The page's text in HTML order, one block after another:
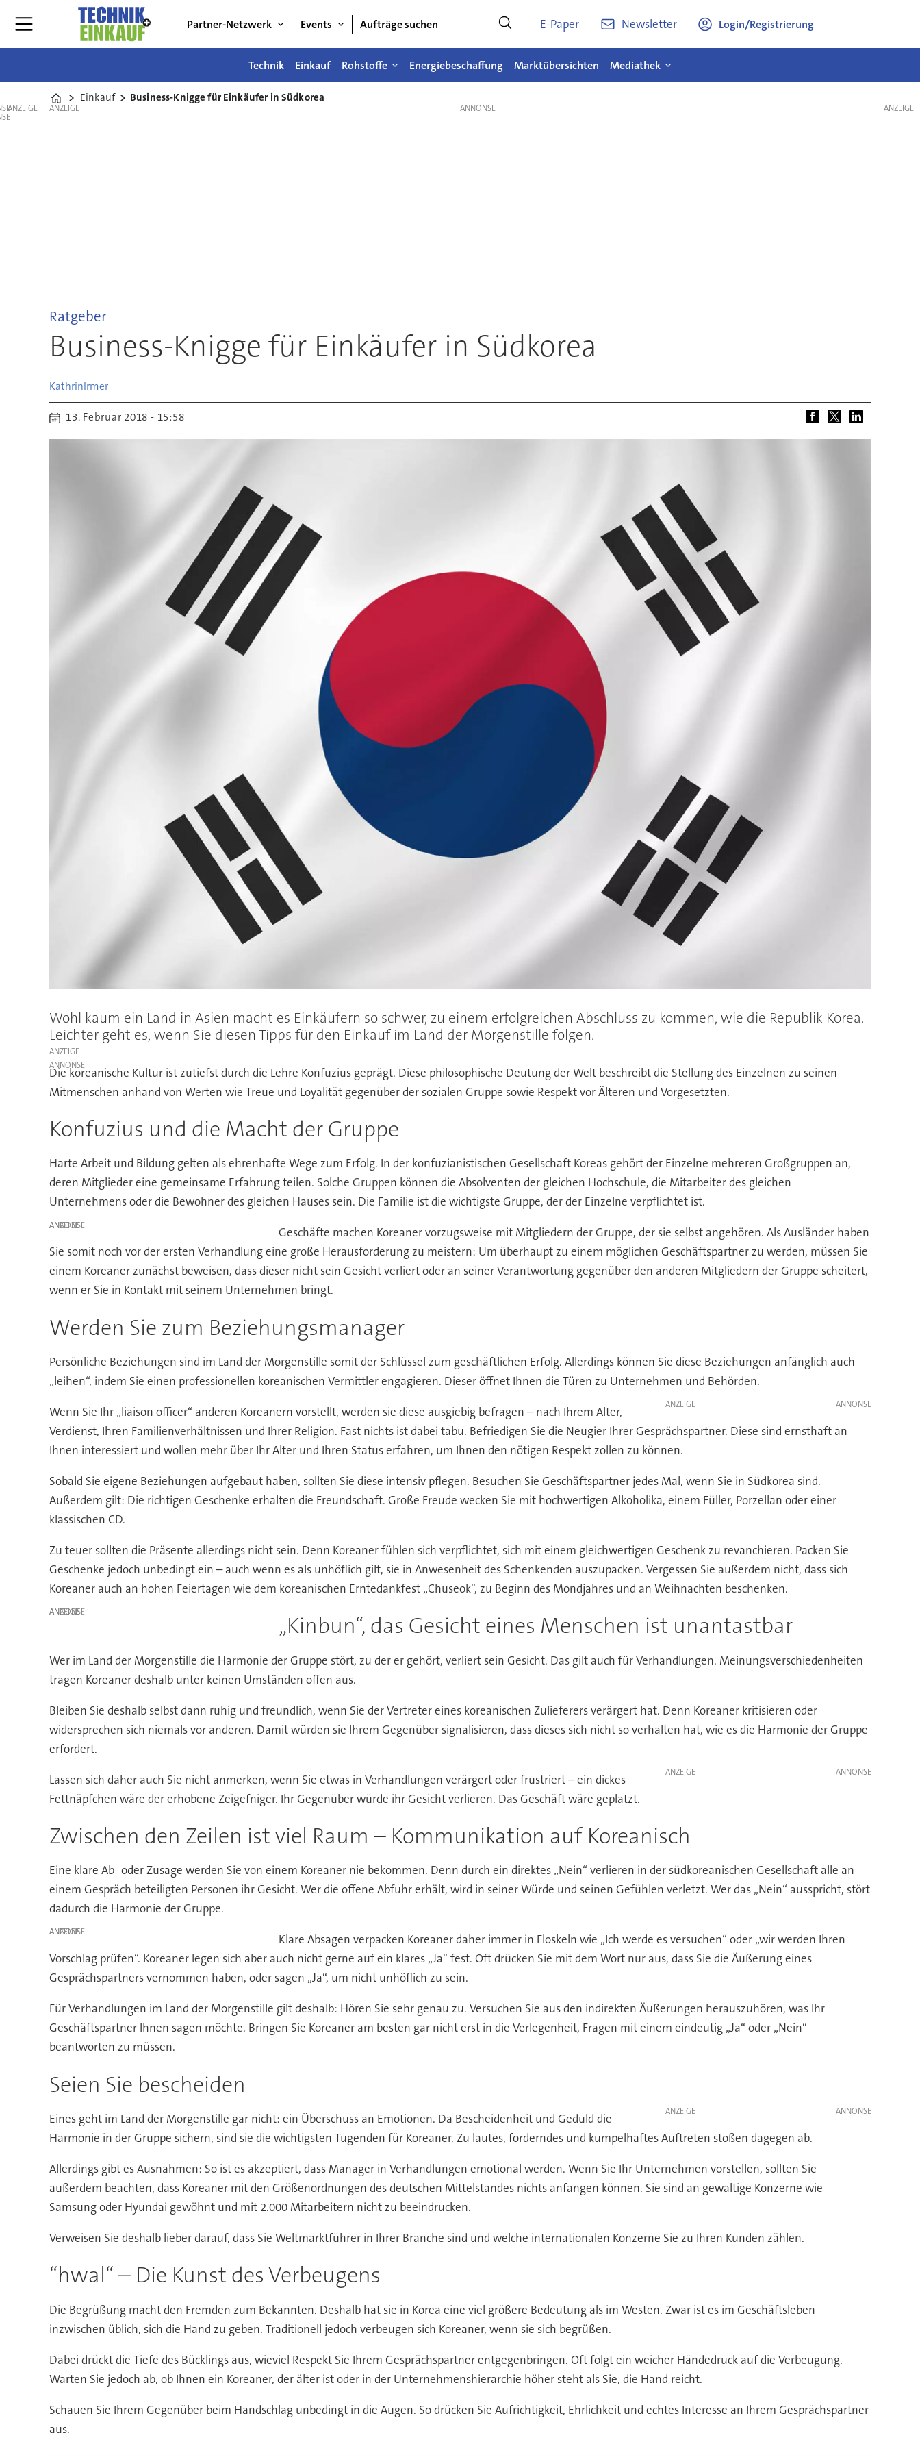
Partner-Netzwerk Events Aufträge suchen E-Paper Newsletter Login/Registrierung
Technik Einkauf Rohstoffe Energiebeschaffung Marktübersichten Mediathek
Home
Einkauf Business-Knigge für Einkäufer in Südkorea
ANZEIGE ANZEIGE
Ratgeber
Business-Knigge für Einkäufer in Südkorea
KathrinIrmer
13. Februar 2018 - 15:58
Wohl kaum ein Land in Asien macht es Einkäufern so schwer, zu einem erfolgreichen Abschluss zu kommen, wie die Republik Korea.
Leichter geht es, wenn Sie diesen Tipps für den Einkauf im Land der Morgenstille folgen.
ANZEIGE
Die koreanische Kultur ist zutiefst durch die Lehre Konfuzius geprägt. Diese philosophische Deutung der Welt beschreibt die Stellung des Einzelnen zu seinen
Mitmenschen anhand von Werten wie Treue und Loyalität gegenüber der sozialen Gruppe sowie Respekt vor Älteren und Vorgesetzten.
Konfuzius und die Macht der Gruppe
Harte Arbeit und Bildung gelten als ehrenhafte Wege zum Erfolg. In der konfuzianistischen Gesellschaft Koreas gehört der Einzelne mehreren Großgruppen an,
deren Mitglieder eine gemeinsame Erfahrung teilen. Solche Gruppen können die Absolventen der gleichen Hochschule, die Mitarbeiter des gleichen
Unternehmens oder die Bewohner des gleichen Hauses sein. Die Familie ist die wichtigste Gruppe, der der Einzelne verpflichtet ist.
ANZEIGE
Geschäfte machen Koreaner vorzugsweise mit Mitgliedern der Gruppe, der sie selbst angehören. Als Ausländer haben
Sie somit noch vor der ersten Verhandlung eine große Herausforderung zu meistern: Um überhaupt zu einem möglichen Geschäftspartner zu werden, müssen Sie
einem Koreaner zunächst beweisen, dass dieser nicht sein Gesicht verliert oder an seiner Verantwortung gegenüber den anderen Mitgliedern der Gruppe scheitert,
wenn er Sie in Kontakt mit seinem Unternehmen bringt.
Werden Sie zum Beziehungsmanager
Persönliche Beziehungen sind im Land der Morgenstille somit der Schlüssel zum geschäftlichen Erfolg. Allerdings können Sie diese Beziehungen anfänglich auch
„leihen“, indem Sie einen professionellen koreanischen Vermittler engagieren. Dieser öffnet Ihnen die Türen zu Unternehmen und Behörden.
ANZEIGE
Wenn Sie Ihr „liaison officer“ anderen Koreanern vorstellt, werden sie diese ausgiebig befragen – nach Ihrem Alter,
Verdienst, Ihren Familienverhältnissen und Ihrer Religion. Fast nichts ist dabei tabu. Befriedigen Sie die Neugier Ihrer Gesprächspartner. Diese sind ernsthaft an
Ihnen interessiert und wollen mehr über Ihr Alter und Ihren Status erfahren, um Ihnen den nötigen Respekt zollen zu können.
Sobald Sie eigene Beziehungen aufgebaut haben, sollten Sie diese intensiv pflegen. Besuchen Sie Geschäftspartner jedes Mal, wenn Sie in Südkorea sind.
Außerdem gilt: Die richtigen Geschenke erhalten die Freundschaft. Große Freude wecken Sie mit hochwertigen Alkoholika, einem Füller, Porzellan oder einer
klassischen CD.
Zu teuer sollten die Präsente allerdings nicht sein. Denn Koreaner fühlen sich verpflichtet, sich mit einem gleichwertigen Geschenk zu revanchieren. Packen Sie
Geschenke jedoch unbedingt ein – auch wenn es als unhöflich gilt, sie in Anwesenheit des Schenkenden auszupacken. Vergessen Sie außerdem nicht, dass sich
Koreaner auch an hohen Feiertagen wie dem koreanischen Erntedankfest „Chuseok“, zu Beginn des Mondjahres und an Weihnachten beschenken.
ANZEIGE „Kinbun“, das Gesicht eines Menschen ist unantastbar
Wer im Land der Morgenstille die Harmonie der Gruppe stört, zu der er gehört, verliert sein Gesicht. Das gilt auch für Verhandlungen. Meinungsverschiedenheiten
tragen Koreaner deshalb unter keinen Umständen offen aus.
Bleiben Sie deshalb selbst dann ruhig und freundlich, wenn Sie der Vertreter eines koreanischen Zulieferers verärgert hat. Denn Koreaner kritisieren oder
widersprechen sich niemals vor anderen. Damit würden sie Ihrem Gegenüber signalisieren, dass dieses sich nicht so verhalten hat, wie es die Harmonie der Gruppe
erfordert.
ANZEIGE
Lassen sich daher auch Sie nicht anmerken, wenn Sie etwas in Verhandlungen verärgert oder frustriert – ein dickes
Fettnäpfchen wäre der erhobene Zeigefniger. Ihr Gegenüber würde ihr Gesicht verlieren. Das Geschäft wäre geplatzt.
Zwischen den Zeilen ist viel Raum – Kommunikation auf Koreanisch
Eine klare Ab- oder Zusage werden Sie von einem Koreaner nie bekommen. Denn durch ein direktes „Nein“ verlieren in der südkoreanischen Gesellschaft alle an
einem Gespräch beteiligten Personen ihr Gesicht. Wer die offene Abfuhr erhält, wird in seiner Würde und seinen Gefühlen verletzt. Wer das „Nein“ ausspricht, stört
dadurch die Harmonie der Gruppe.
ANZEIGE
Klare Absagen verpacken Koreaner daher immer in Floskeln wie „Ich werde es versuchen“ oder „wir werden Ihren
Vorschlag prüfen“. Koreaner legen sich aber auch nicht gerne auf ein klares „Ja“ fest. Oft drücken Sie mit dem Wort nur aus, dass Sie die Äußerung eines
Gesprächspartners vernommen haben, oder sagen „Ja“, um nicht unhöflich zu sein.
Für Verhandlungen im Land der Morgenstille gilt deshalb: Hören Sie sehr genau zu. Versuchen Sie aus den indirekten Äußerungen herauszuhören, was Ihr
Geschäftspartner Ihnen sagen möchte. Bringen Sie Koreaner am besten gar nicht erst in die Verlegenheit, Fragen mit einem eindeutig „Ja“ oder „Nein“
beantworten zu müssen.
Seien Sie bescheiden
ANZEIGE
Eines geht im Land der Morgenstille gar nicht: ein Überschuss an Emotionen. Da Bescheidenheit und Geduld die
Harmonie in der Gruppe sichern, sind sie die wichtigsten Tugenden für Koreaner. Zu lautes, forderndes und kumpelhaftes Auftreten stoßen dagegen ab.
Allerdings gibt es Ausnahmen: So ist es akzeptiert, dass Manager in Verhandlungen emotional werden. Wenn Sie Ihr Unternehmen vorstellen, sollten Sie
außerdem beachten, dass Koreaner mit den Größenordnungen des deutschen Mittelstandes nichts anfangen können. Sie sind an gewaltige Konzerne wie
Samsung oder Hyundai gewöhnt und mit 2.000 Mitarbeitern nicht zu beeindrucken.
Verweisen Sie deshalb lieber darauf, dass Sie Weltmarktführer in Ihrer Branche sind und welche internationalen Konzerne Sie zu Ihren Kunden zählen.
“hwal“ – Die Kunst des Verbeugens
Die Begrüßung macht den Fremden zum Bekannten. Deshalb hat sie in Korea eine viel größere Bedeutung als im Westen. Zwar ist es im Geschäftsleben
inzwischen üblich, sich die Hand zu geben. Traditionell jedoch verbeugen sich Koreaner, wenn sie sich begrüßen.
Dabei drückt die Tiefe des Bücklings aus, wieviel Respekt Sie Ihrem Gesprächspartner entgegenbringen. Oft folgt ein weicher Händedruck auf die Verbeugung.
Warten Sie jedoch ab, ob Ihnen ein Koreaner, der älter ist oder in der Unternehmenshierarchie höher steht als Sie, die Hand reicht.
Schauen Sie Ihrem Gegenüber beim Handschlag unbedingt in die Augen. So drücken Sie Aufrichtigkeit, Ehrlichkeit und echtes Interesse an Ihrem Gesprächspartner
aus.
ANZEIGE